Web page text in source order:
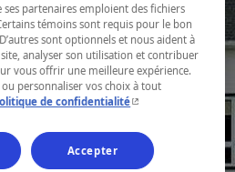
partenaires emploient des fichiers
témoins sont requis pour le bon
sont optionnels et nous aident à
analyser son utilisation et contribuer
vous offrir une meilleure expérience.
personnaliser vos choix à tout
de confidentialité- Cet hyperlien
Accepter